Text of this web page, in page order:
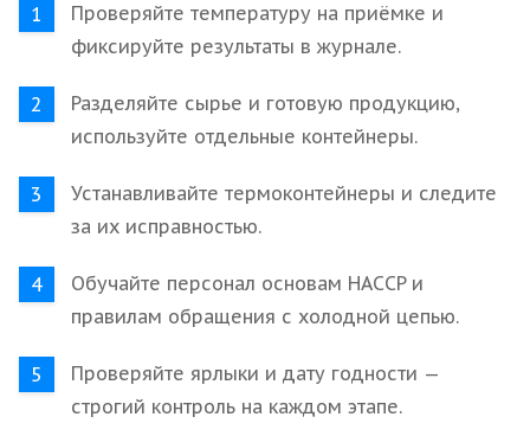
Проверяйте температуру на приёмке и
фиксируйте результаты в журнале.
Разделяйте сырье и готовую продукцию,
используйте отдельные контейнеры.
Устанавливайте термоконтейнеры и следите
за их исправностью.
Обучайте персонал основам HACCP и
правилам обращения с холодной цепью.
Проверяйте ярлыки и дату годности —
строгий контроль на каждом этапе.